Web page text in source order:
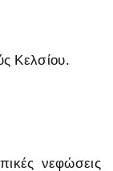
Κελσίου.
νεφώσεις